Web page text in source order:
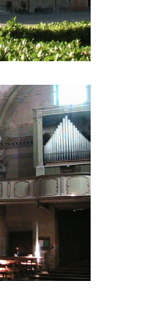
Santa Maria Nascente